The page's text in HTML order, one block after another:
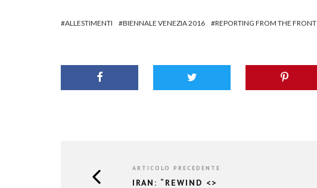
ALLESTIMENTI BIENNALE VENEZIA 2016 REPORTING FROM THE FRONT
ARTICOLO PRECEDENTE
IRAN: “REWIND <>